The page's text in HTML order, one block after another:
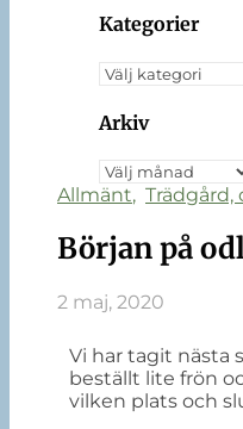
Kategorier
Arkiv
Allmänt,
Början på
2 maj, 2020
Vi har tagit nästa
beställt lite frön
vilken plats och